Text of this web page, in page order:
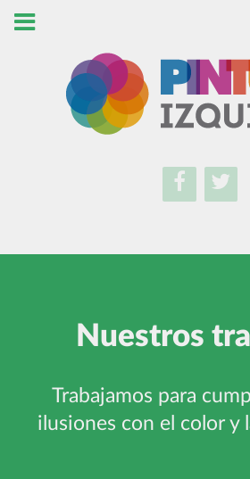
Nuestros
Trabajamos para
ilusiones con el color y